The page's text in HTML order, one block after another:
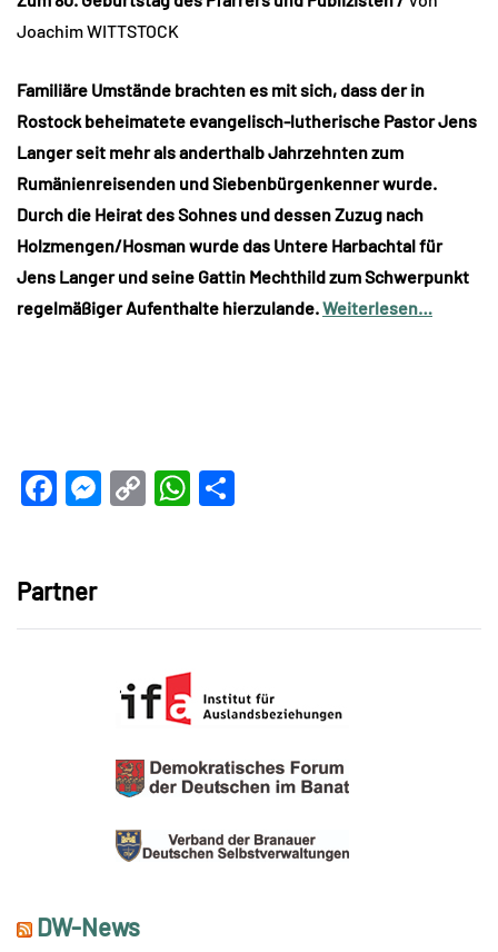
Joachim WITTSTOCK
Familiäre Umstände brachten es mit sich, dass der in
Rostock beheimatete evangelisch-lutherische Pastor Jens
Langer seit mehr als anderthalb Jahrzehnten zum
Rumänienreisenden und Siebenbürgenkenner wurde.
Durch die Heirat des Sohnes und dessen Zuzug nach
Holzmengen/Hosman wurde das Untere Harbachtal für
Jens Langer und seine Gattin Mechthild zum Schwerpunkt
regelmäßiger Aufenthalte hierzulande.Weiterlesen…
Facebook
Messenger
CopyWhatsApp
Partner
DW-News